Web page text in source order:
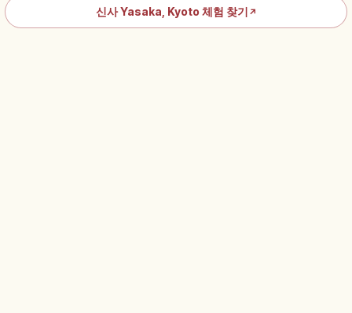
신사 Yasaka, Kyoto 체험 찾기 ↗